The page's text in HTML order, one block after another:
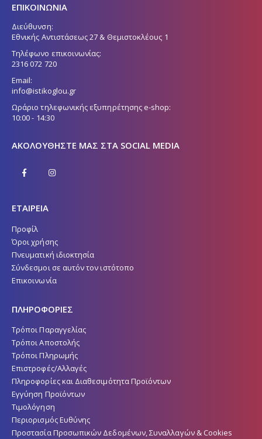
ΕΠΙΚΟΙΝΩΝΙΑ
Διεύθυνση:
Εθνικής Αντιστάσεως 27 & Θεμιστοκλέους 1
Τηλέφωνο επικοινωνίας:
2316 072 720
Email:
info@istikoglou.gr
Ωράριο τηλεφωνικής εξυπηρέτησης e-shop:
10:00 - 14:30
ΑΚΟΛΟΥΘΉΣΤΕ ΜΑΣ ΣΤΑ SOCIAL MEDIA
ΕΤΑΙΡΕΙΑ
Προφίλ
Όροι χρήσης
Πνευματική ιδιοκτησία
Σύνδεσμοι σε αυτόν τον ιστότοπο
Επικοινωνία
ΠΛΗΡΟΦΟΡΙΕΣ
Τρόποι Παραγγελίας
Τρόποι Αποστολής
Τρόποι Πληρωμής
Επιστροφές/Αλλαγές
Πληροφορίες και Διαθεσιμότητα Προϊόντων
Εγγύηση Προϊόντων
Τιμολόγηση
Περιορισμός Ευθύνης
Προστασία Προσωπικών Δεδομένων, Συναλλαγών & Cookies